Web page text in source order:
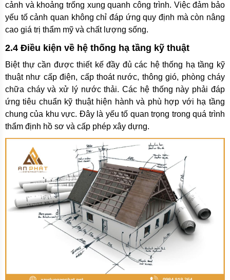
cảnh và khoảng trống xung quanh công trình. Việc đảm bảo
yếu tố cảnh quan không chỉ đáp ứng quy định mà còn nâng
cao giá trị thẩm mỹ và chất lượng sống.
2.4 Điều kiện về hệ thống hạ tầng kỹ thuật
Biệt thự cần được thiết kế đầy đủ các hệ thống hạ tầng kỹ
thuật như cấp điện, cấp thoát nước, thông gió, phòng cháy
chữa cháy và xử lý nước thải. Các hệ thống này phải đáp
ứng tiêu chuẩn kỹ thuật hiện hành và phù hợp với hạ tầng
chung của khu vực. Đây là yếu tố quan trọng trong quá trình
thẩm định hồ sơ và cấp phép xây dựng.